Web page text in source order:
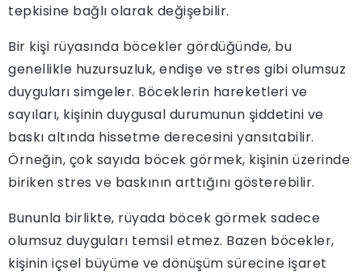
tepkisine bağlı olarak değişebilir.
Bir kişi rüyasında böcekler gördüğünde, bu
genellikle huzursuzluk, endişe ve stres gibi olumsuz
duyguları simgeler. Böceklerin hareketleri ve
sayıları, kişinin duygusal durumunun şiddetini ve
baskı altında hissetme derecesini yansıtabilir.
Örneğin, çok sayıda böcek görmek, kişinin üzerinde
biriken stres ve baskının arttığını gösterebilir.
Bununla birlikte, rüyada böcek görmek sadece
olumsuz duyguları temsil etmez. Bazen böcekler,
kişinin içsel büyüme ve dönüşüm sürecine işaret